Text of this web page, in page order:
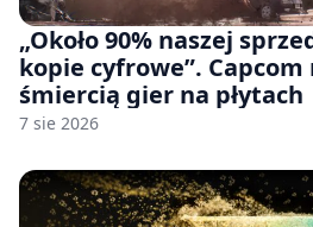
„Około 90% naszej
kopie cyfrowe”.
śmiercią gier na płytach
7 sie 2026